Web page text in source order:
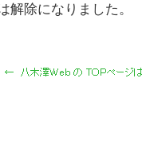
解除になりました。